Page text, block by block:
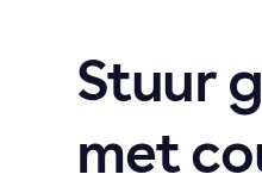
Stuur
met